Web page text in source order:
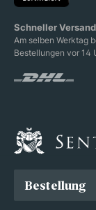
Schneller Versand
Am selben Werktag
Bestellungen vor 14
Bestellung